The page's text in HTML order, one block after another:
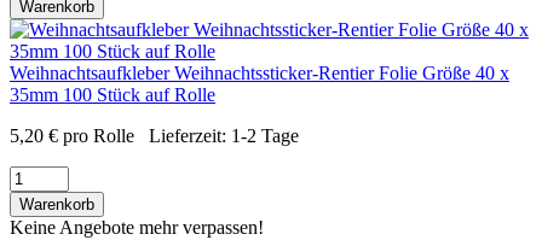
Warenkorb
Weihnachtsaufkleber Weihnachtssticker-Rentier Folie Größe 40 x
35mm 100 Stück auf Rolle
5,20 € pro Rolle Lieferzeit: 1-2 Tage
Warenkorb
Keine Angebote mehr verpassen!